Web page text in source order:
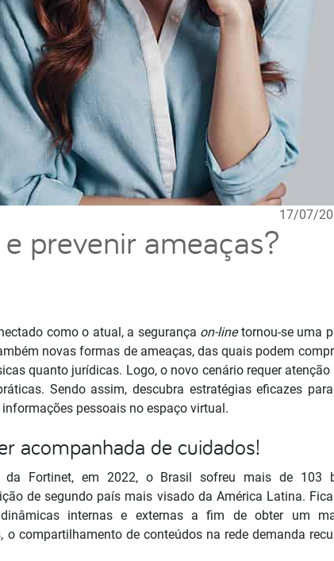
prevenir ameaças?
17/07/
como o atual, a segurança on-linetornou-se uma
novas formas de ameaças, das quais podem
quanto jurídicas. Logo, o novo cenário requer
Sendo assim, descubra estratégias eficazes
pessoais no espaço virtual.
acompanhada de cuidados!
da Fortinet, em 2022, o Brasil sofreu mais de 103
de segundo país mais visado da América Latina.
internas e externas a fim de obter um
o compartilhamento de conteúdos na rede demanda